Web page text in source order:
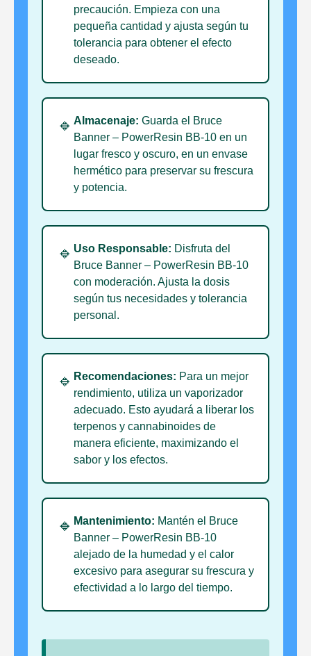
precaución. Empieza con una
pequeña cantidad y ajusta según tu
tolerancia para obtener el efecto
deseado.
🔹 Almacenaje: Guarda el Bruce
Banner – PowerResin BB-10 en un
lugar fresco y oscuro, en un envase
hermético para preservar su frescura
y potencia.
🔹 Uso Responsable: Disfruta del
Bruce Banner – PowerResin BB-10
con moderación. Ajusta la dosis
según tus necesidades y tolerancia
personal.
🔹 Recomendaciones: Para un mejor
rendimiento, utiliza un vaporizador
adecuado. Esto ayudará a liberar los
terpenos y cannabinoides de
manera eficiente, maximizando el
sabor y los efectos.
🔹 Mantenimiento: Mantén el Bruce
Banner – PowerResin BB-10
alejado de la humedad y el calor
excesivo para asegurar su frescura y
efectividad a lo largo del tiempo.